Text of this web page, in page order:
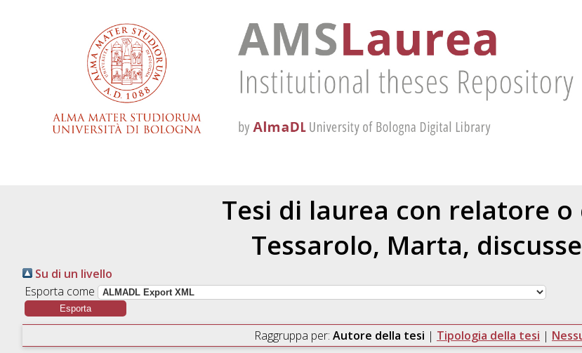
Tesi di laurea con relatore
Tessarolo, Marta,
Su di un livello
Esporta come
Raggruppa per: Autore della tesi | Tipologia della tesi |